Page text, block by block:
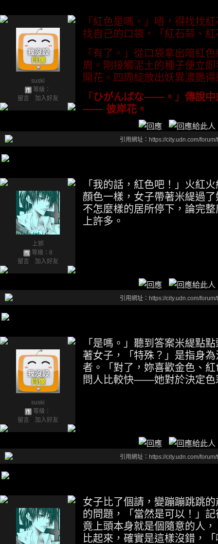
suski
等級：
留言
加入好友
「紅色是嗎。」唔，得找找
找自己的口袋，「紅石蒜、
「有了。」從口袋拿出暗紅
周。剛接觸泥土的種子便立
開花。四周綻放出妖異濃艷
「 ひがんばな——。 」 傳說
—— 彼岸花。
引用網址：https://city.udn.com/
上邪
等級：8
留言
加入好友
「我的話，紅色吧！」火紅
顏色一樣，女子帶著米緹過
不怎麼樣的居所停下，論完
上許多。
引用網址：https://city.udn.com/
suski
等級：
留言
加入好友
「是嗎。」聽到答案米緹點
著女子，「特殊？」是指身
者。「對了，妳喜歡金色、
問人比較快——她對於決定色
引用網址：https://city.udn.com/
女子比了個請，變蹦蹦跳跳
的問題，「當然是可以！」
竟上頭本身就是個隨意的人
比起來，確實是這樣沒錯，